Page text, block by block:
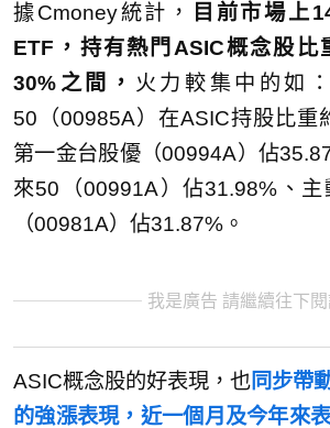
據Cmoney統計， 目前市場上
ETF，持有熱門ASIC概念股比
30% 之間，
火力較集中的如
50（00985A）在ASIC持股比重
第一金台股優（00994A）佔
來50（00991A）佔31.98%、
（00981A）佔31.87%。
我是廣告 請繼續往下
ASIC概念股的好表現，也同步帶
的強漲表現，近一個月及今年來